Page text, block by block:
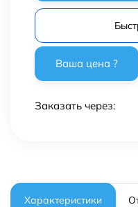
Заказать через:
Характеристики